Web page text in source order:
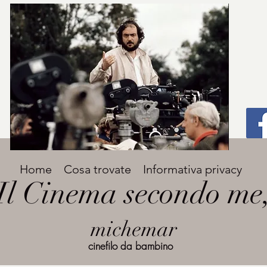
Titolo
grande
Avenir Light una delle font preferite dai
designer. Facile da leggere, viene
utilizzata per titoli e paragrafi.
Cinema secondo
michemar
Home Cosa trovate Informativa privacy
cinefilo da bambino